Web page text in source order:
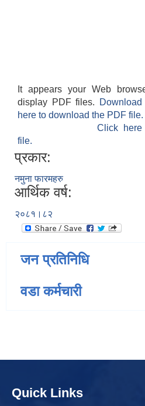
It appears your Web
display PDF files.
here to download the PDF file.
Click
file.
प्रकार:
नमुना फारमहरु
आर्थिक वर्ष:
२०८१।८२
जन प्रतिनिधि
वडा कर्मचारी
Quick Links